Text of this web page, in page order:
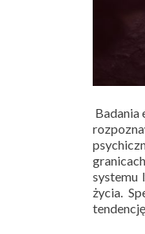
Badania
systemu
życia.